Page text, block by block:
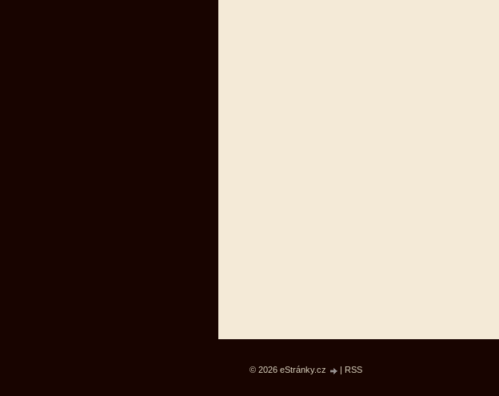
© 2026 eStránky.cz | RSS